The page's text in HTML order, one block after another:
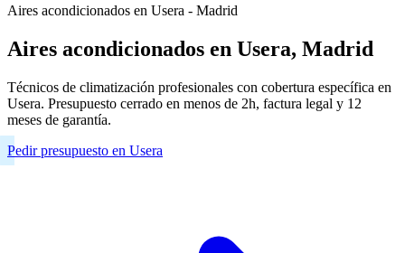
Aires acondicionados en Usera - Madrid
Aires acondicionados en Usera, Madrid
Técnicos de climatización profesionales con cobertura específica en
Usera. Presupuesto cerrado en menos de 2h, factura legal y 12
meses de garantía.
Pedir presupuesto en Usera